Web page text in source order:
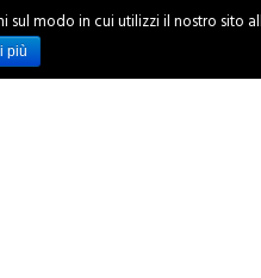
INCHIESTE
modo in cui utilizzi il nostro sito
più